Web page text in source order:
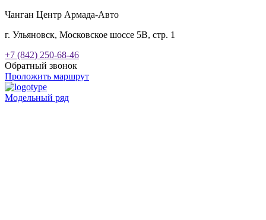
Чанган Центр Армада-Авто
г. Ульяновск, Московское шоссе 5В, стр. 1
+7 (842) 250-68-46
Обратный звонок
Проложить маршрут
Модельный ряд